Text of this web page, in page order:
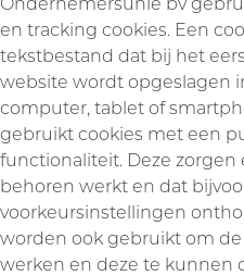
en tracking cookies. Een
tekstbestand dat bij het
website wordt opgeslagen
computer, tablet of
gebruikt cookies met een
functionaliteit. Deze zorgen
behoren werkt en dat
voorkeursinstellingen
worden ook gebruikt om
werken en deze te kunnen